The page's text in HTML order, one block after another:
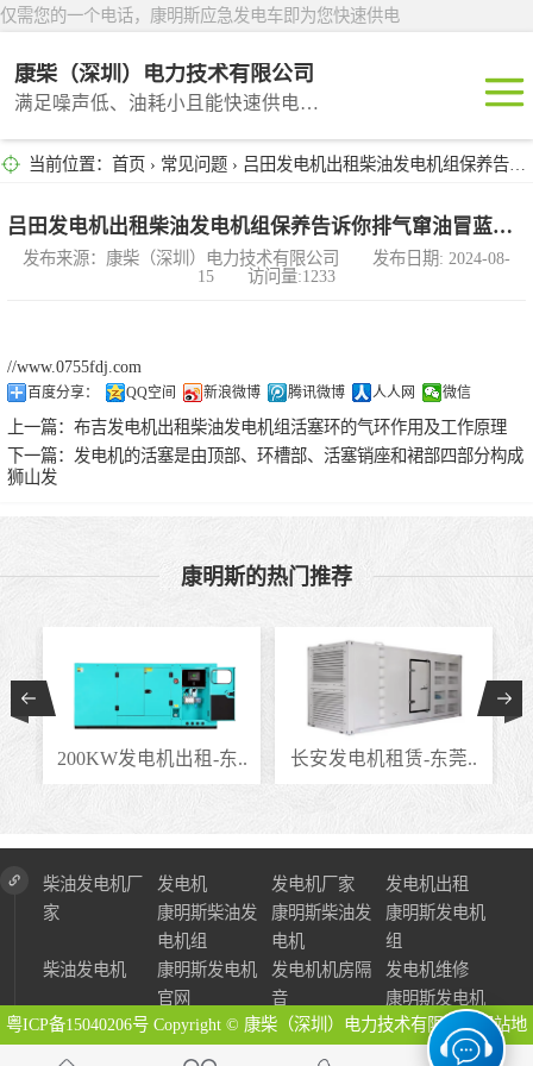
仅需您的一个电话，康明斯应急发电车即为您快速供电
康柴（深圳）电力技术有限公司
满足噪声低、油耗小且能快速供电的租赁产品
当前位置： 首页 › 常见问题 › 吕田发电机出租柴油发电机组保养告诉你排气窜油冒蓝烟九大
吕田发电机出租柴油发电机组保养告诉你排气窜油冒蓝烟九大
发布来源：康柴（深圳）电力技术有限公司 发布日期: 2024-08-
15 访问量:1233
//www.0755fdj.com
百度分享： QQ空间 新浪微博 腾讯微博 人人网 微信
上一篇： 布吉发电机出租柴油发电机组活塞环的气环作用及工作原理
下一篇： 发电机的活塞是由顶部、环槽部、活塞销座和裙部四部分构成
狮山发
康明斯的热门推荐
200KW发电机出租-东.. 长安发电机租赁-东莞..
柴油发电机厂
家
发电机 发电机厂家
发电机出租
康明斯柴油发
电机组
康明斯柴油发
电机
康明斯发电机
组
柴油发电机
康明斯发电机
官网
发电机机房隔
音
发电机维修
康明斯发电机
粤ICP备15040206号 Copyright © 康柴（深圳）电力技术有限公司 网站地
深圳租赁
东莞租赁
汕头租赁